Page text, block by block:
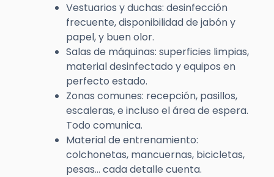
Vestuarios y duchas: desinfección
frecuente, disponibilidad de jabón y
papel, y buen olor.
Salas de máquinas: superficies limpias,
material desinfectado y equipos en
perfecto estado.
Zonas comunes: recepción, pasillos,
escaleras, e incluso el área de espera.
Todo comunica.
Material de entrenamiento:
colchonetas, mancuernas, bicicletas,
pesas… cada detalle cuenta.